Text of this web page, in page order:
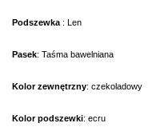
Podszewka : Len
Pasek: Taśma bawelniana
Kolor zewnętrzny: czekoladowy
Kolor podszewki: ecru